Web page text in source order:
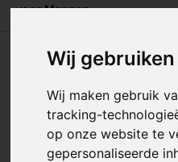
Wij
Wij maken gebruik
tracking-
op onze website te
gepersonaliseerde
voor Mannen
Wilson BW
380T –
Mannen
Artikelnummer: 313117